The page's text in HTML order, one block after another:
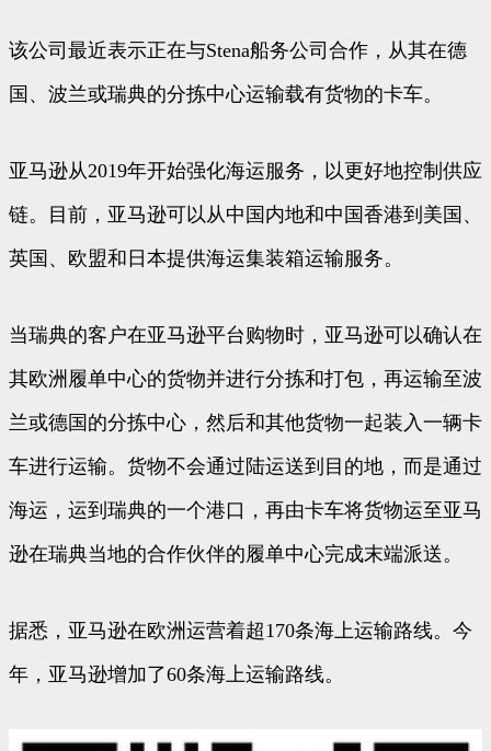
该公司最近表示正在与Stena船务公司合作，从其在德
国、波兰或瑞典的分拣中心运输载有货物的卡车。
亚马逊从2019年开始强化海运服务，以更好地控制供应
链。目前，亚马逊可以从中国内地和中国香港到美国、
英国、欧盟和日本提供海运集装箱运输服务。
当瑞典的客户在亚马逊平台购物时，亚马逊可以确认在
其欧洲履单中心的货物并进行分拣和打包，再运输至波
兰或德国的分拣中心，然后和其他货物一起装入一辆卡
车进行运输。货物不会通过陆运送到目的地，而是通过
海运，运到瑞典的一个港口，再由卡车将货物运至亚马
逊在瑞典当地的合作伙伴的履单中心完成末端派送。
据悉，亚马逊在欧洲运营着超170条海上运输路线。今
年，亚马逊增加了60条海上运输路线。